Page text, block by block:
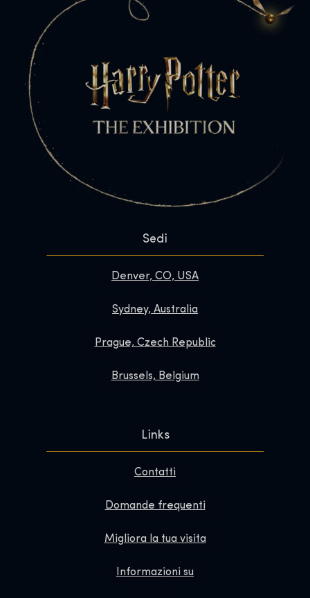
Sedi
Denver, CO, USA
Sydney, Australia
Prague, Czech Republic
Brussels, Belgium
Links
Contatti
Domande frequenti
Migliora la tua visita
Informazioni su